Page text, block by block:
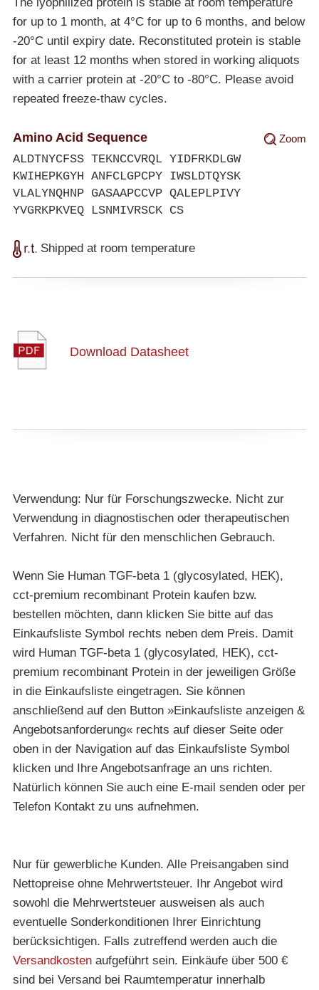
for up to 1 month, at 4°C for up to 6 months, and below
-20°Cuntil expiry date. Reconstituted protein is stable
for at least 12 months when stored in working aliquots
with a carrier protein at -20°Cto -80°C. Please avoid
repeated freeze-thaw cycles.
Zoom
Amino Acid Sequence
ALDTNYCFSS TEKNCCVRQL YIDFRKDLGW
KWIHEPKGYH ANFCLGPCPY IWSLDTQYSK
VLALYNQHNP GASAAPCCVP QALEPLPIVY
YVGRKPKVEQ LSNMIVRSCK CS
Shipped at room temperature
Download Datasheet
Verwendung: Nur für Forschungszwecke. Nicht zur
Verwendung in diagnostischen oder therapeutischen
Verfahren. Nicht für den menschlichen Gebrauch.
Wenn Sie Human TGF-beta 1 (glycosylated, HEK),
cct-premium recombinant Protein kaufen bzw.
bestellen möchten, dann klicken Sie bitte auf das
Einkaufsliste Symbol rechts neben dem Preis. Damit
wird Human TGF-beta 1 (glycosylated, HEK), cct-
premium recombinant Protein in der jeweiligen Größe
in die Einkaufsliste eingetragen. Sie können
anschließend auf den Button »Einkaufsliste anzeigen &
Angebotsanforderung« rechts auf dieser Seite oder
oben in der Navigation auf das Einkaufsliste Symbol
klicken und Ihre Angebotsanfrage an uns richten.
Natürlich können Sie auch eine E-mail senden oder per
Telefon Kontakt zu uns aufnehmen.
Nur für gewerbliche Kunden. Alle Preisangaben sind
Nettopreise ohne Mehrwertsteuer. Ihr Angebot wird
sowohl die Mehrwertsteuer ausweisen als auch
eventuelle Sonderkonditionen Ihrer Einrichtung
berücksichtigen. Falls zutreffend werden auch die
Versandkostenaufgeführt sein. Einkäufe über 500 €
sind bei Versand bei Raumtemperatur innerhalb